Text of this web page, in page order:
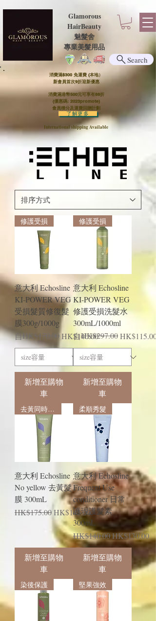
Glamorous
HairBeauty
魅髮舍
​​專業美髮用品
消費滿$300 免運費 (本地）​
新會員首次9折迎新優惠
消費滿港幣500元可享有88折
(優惠碼: 2023promote)
會員積分及運費回贈計劃
International shipping Available
了解更多
Search
修護受損
意大利 Echosline
KI-POWER VEG
受損髮質修復髮
膜300g/1000g
自
一般價格
HK$170.00HK$140.00
促銷價格
新增至購物
車
修護受損
意大利 Echosline
KI-POWER VEG
修護受損洗髮水
300mL/1000ml
自
一般價格
HK$297.00HK$115.00
促銷價格
新增至購物
車
去黃同時護髮
意大利 Echosline
No yellow 去黃髮
膜 300mL
一般價格
HK$175.00促銷價格
HK$145.00
新增至購物
車
柔順秀髮
意大利 Echosline
Frequent Use
conditioner 日常
護理護髮素
300mL
一般價格
HK$140.00促銷價格
HK$130.00
新增至購物
車
染後保護 堅果強效